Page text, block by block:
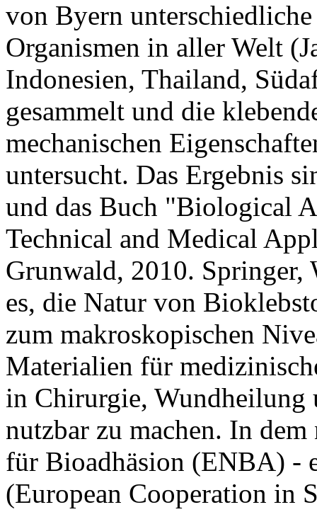
von Byern
Organismen in aller Welt
Indonesien, Thailand,
gesammelt und die
mechanischen
untersucht. Das Ergebnis
und das Buch "Biological
Technical and Medical
Grunwald, 2010. Springer,
es, die Natur von
zum makroskopischen
Materialien für
in Chirurgie, Wundheilung
nutzbar zu machen. In
für Bioadhäsion (ENBA) -
(European Cooperation in